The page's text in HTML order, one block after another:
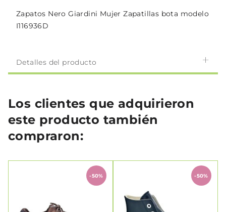
Zapatos Nero Giardini Mujer Zapatillas bota modelo
I116936D
Detalles del producto
Los clientes que adquirieron
este producto también
compraron:
-50% -50%